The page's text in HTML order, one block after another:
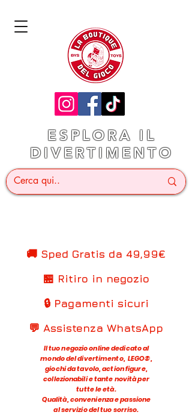
ESPLORA IL
DIVERTIMENTO
🚚 Sped Gratis da 49,99€
🏪 Ritiro in negozio
🔒 Pagamenti sicuri
💬 Assistenza WhatsApp
Il tuo negozio online dedicato al
mondo del divertimento, LEGO®,
giochi da tavolo, action figure,
collezionabili e tante novità per
tutte le età.
Qualità, convenienza e passione
al servizio del tuo sorriso.